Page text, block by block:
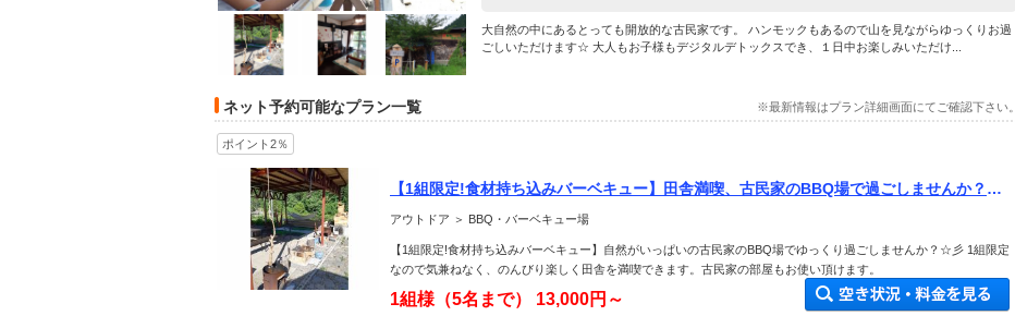
大自然の中にあるとっても開放的な古民家です。 ハンモックもあるので山を見ながらゆっくりお過
ごしいただけます☆ 大人もお子様もデジタルデトックスでき、１日中お楽しみいただけ...
ネット予約可能なプラン一覧 ※最新情報はプラン詳細画面にてご確認下さい。
ポイント2％
【1組限定!食材持ち込みバーベキュー】田舎満喫、古民家のBBQ場で過ごしませんか？☆
アウトドア ＞ BBQ・バーベキュー場
【1組限定!食材持ち込みバーベキュー】自然がいっぱいの古民家のBBQ場でゆっくり過ごしませんか？☆彡 1組限定
なので気兼ねなく、のんびり楽しく田舎を満喫できます。古民家の部屋もお使い頂けます。
1組様（5名まで） 13,000円～